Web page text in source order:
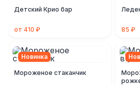
Детский Крио бар
от 410 ₽ 85 ₽
Новинка
Мороженое стаканчик